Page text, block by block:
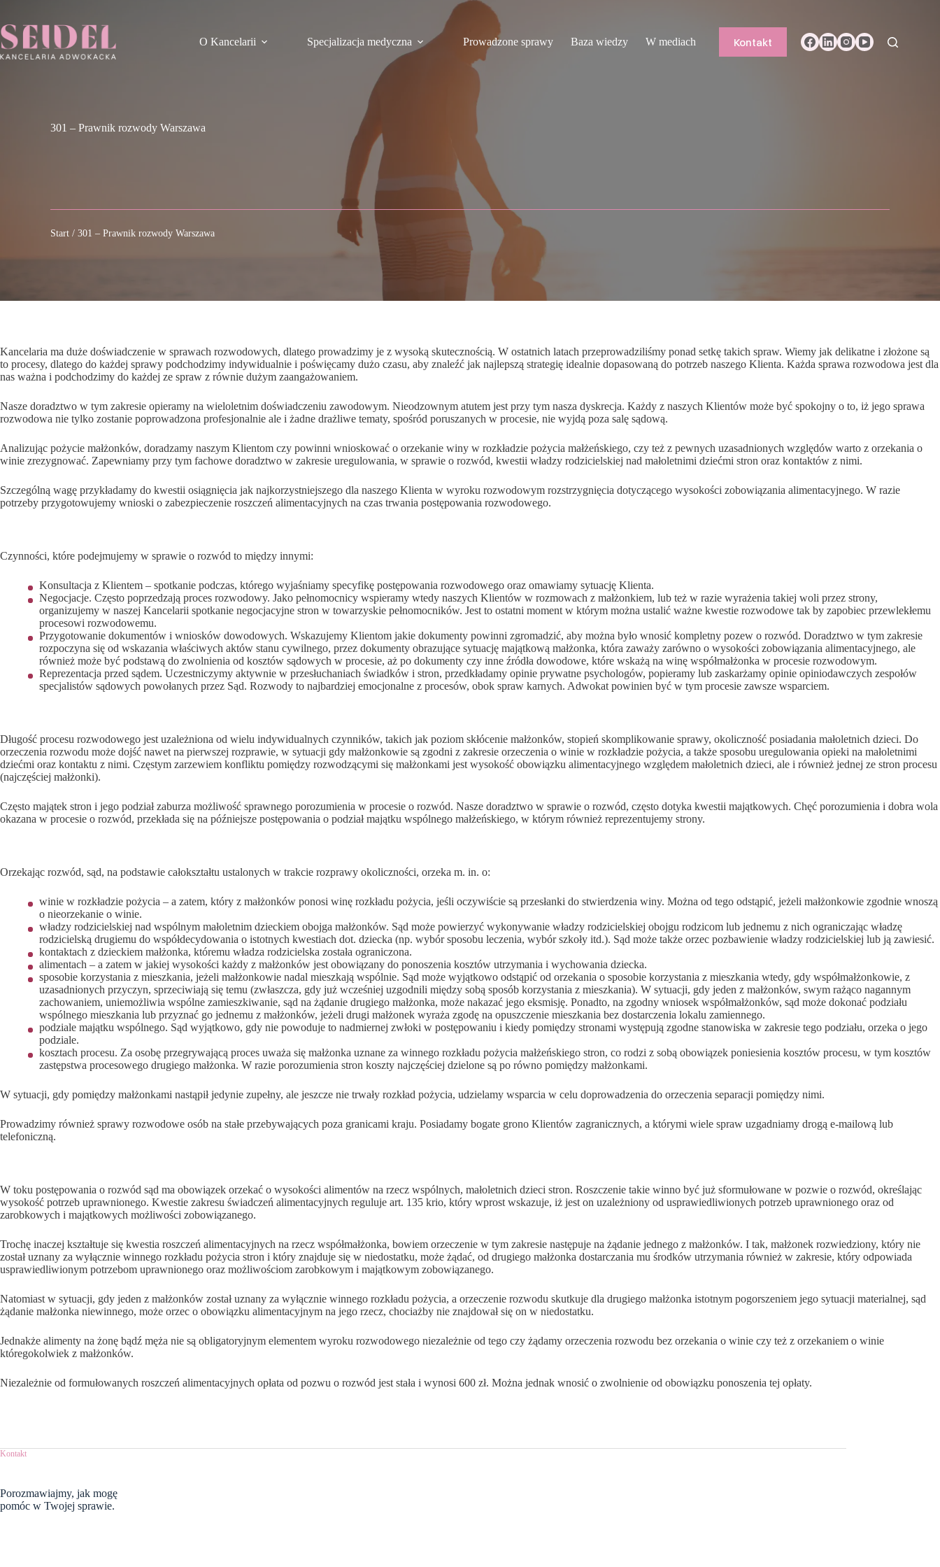
treści
O Kancelarii
Specjalizacja medyczna Prowadzone sprawy Baza wiedzy W mediach Kontakt
301 – Prawnik rozwody Warszawa
Start / 301 – Prawnik rozwody Warszawa
Kancelaria ma duże doświadczenie w sprawach rozwodowych, dlatego prowadzimy je z wysoką skutecznością. W ostatnich latach przeprowadziliśmy ponad setkę takich spraw. Wiemy jak delikatne i złożone są
to procesy, dlatego do każdej sprawy podchodzimy indywidualnie i poświęcamy dużo czasu, aby znaleźć jak najlepszą strategię idealnie dopasowaną do potrzeb naszego Klienta. Każda sprawa rozwodowa jest dla
nas ważna i podchodzimy do każdej ze spraw z równie dużym zaangażowaniem.
Nasze doradztwo w tym zakresie opieramy na wieloletnim doświadczeniu zawodowym. Nieodzownym atutem jest przy tym nasza dyskrecja. Każdy z naszych Klientów może być spokojny o to, iż jego sprawa
rozwodowa nie tylko zostanie poprowadzona profesjonalnie ale i żadne drażliwe tematy, spośród poruszanych w procesie, nie wyjdą poza salę sądową.
Analizując pożycie małżonków, doradzamy naszym Klientom czy powinni wnioskować o orzekanie winy w rozkładzie pożycia małżeńskiego, czy też z pewnych uzasadnionych względów warto z orzekania o
winie zrezygnować. Zapewniamy przy tym fachowe doradztwo w zakresie uregulowania, w sprawie o rozwód, kwestii władzy rodzicielskiej nad małoletnimi dziećmi stron oraz kontaktów z nimi.
Szczególną wagę przykładamy do kwestii osiągnięcia jak najkorzystniejszego dla naszego Klienta w wyroku rozwodowym rozstrzygnięcia dotyczącego wysokości zobowiązania alimentacyjnego. W razie
potrzeby przygotowujemy wnioski o zabezpieczenie roszczeń alimentacyjnych na czas trwania postępowania rozwodowego.
Czynności, które podejmujemy w sprawie o rozwód to między innymi:
Konsultacja z Klientem – spotkanie podczas, którego wyjaśniamy specyfikę postępowania rozwodowego oraz omawiamy sytuację Klienta.
Negocjacje. Często poprzedzają proces rozwodowy. Jako pełnomocnicy wspieramy wtedy naszych Klientów w rozmowach z małżonkiem, lub też w razie wyrażenia takiej woli przez strony,
organizujemy w naszej Kancelarii spotkanie negocjacyjne stron w towarzyskie pełnomocników. Jest to ostatni moment w którym można ustalić ważne kwestie rozwodowe tak by zapobiec przewlekłemu
procesowi rozwodowemu.
Przygotowanie dokumentów i wniosków dowodowych. Wskazujemy Klientom jakie dokumenty powinni zgromadzić, aby można było wnosić kompletny pozew o rozwód. Doradztwo w tym zakresie
rozpoczyna się od wskazania właściwych aktów stanu cywilnego, przez dokumenty obrazujące sytuację majątkową małżonka, która zaważy zarówno o wysokości zobowiązania alimentacyjnego, ale
również może być podstawą do zwolnienia od kosztów sądowych w procesie, aż po dokumenty czy inne źródła dowodowe, które wskażą na winę współmałżonka w procesie rozwodowym.
Reprezentacja przed sądem. Uczestniczymy aktywnie w przesłuchaniach świadków i stron, przedkładamy opinie prywatne psychologów, popieramy lub zaskarżamy opinie opiniodawczych zespołów
specjalistów sądowych powołanych przez Sąd. Rozwody to najbardziej emocjonalne z procesów, obok spraw karnych. Adwokat powinien być w tym procesie zawsze wsparciem.
Długość procesu rozwodowego jest uzależniona od wielu indywidualnych czynników, takich jak poziom skłócenie małżonków, stopień skomplikowanie sprawy, okoliczność posiadania małoletnich dzieci. Do
orzeczenia rozwodu może dojść nawet na pierwszej rozprawie, w sytuacji gdy małżonkowie są zgodni z zakresie orzeczenia o winie w rozkładzie pożycia, a także sposobu uregulowania opieki na małoletnimi
dziećmi oraz kontaktu z nimi. Częstym zarzewiem konfliktu pomiędzy rozwodzącymi się małżonkami jest wysokość obowiązku alimentacyjnego względem małoletnich dzieci, ale i również jednej ze stron procesu
(najczęściej małżonki).
Często majątek stron i jego podział zaburza możliwość sprawnego porozumienia w procesie o rozwód. Nasze doradztwo w sprawie o rozwód, często dotyka kwestii majątkowych. Chęć porozumienia i dobra wola
okazana w procesie o rozwód, przekłada się na późniejsze postępowania o podział majątku wspólnego małżeńskiego, w którym również reprezentujemy strony.
Orzekając rozwód, sąd, na podstawie całokształtu ustalonych w trakcie rozprawy okoliczności, orzeka m. in. o:
winie w rozkładzie pożycia – a zatem, który z małżonków ponosi winę rozkładu pożycia, jeśli oczywiście są przesłanki do stwierdzenia winy. Można od tego odstąpić, jeżeli małżonkowie zgodnie wnoszą
o nieorzekanie o winie.
władzy rodzicielskiej nad wspólnym małoletnim dzieckiem obojga małżonków. Sąd może powierzyć wykonywanie władzy rodzicielskiej obojgu rodzicom lub jednemu z nich ograniczając władzę
rodzicielską drugiemu do współdecydowania o istotnych kwestiach dot. dziecka (np. wybór sposobu leczenia, wybór szkoły itd.). Sąd może także orzec pozbawienie władzy rodzicielskiej lub ją zawiesić.
kontaktach z dzieckiem małżonka, któremu władza rodzicielska została ograniczona.
alimentach – a zatem w jakiej wysokości każdy z małżonków jest obowiązany do ponoszenia kosztów utrzymania i wychowania dziecka.
sposobie korzystania z mieszkania, jeżeli małżonkowie nadal mieszkają wspólnie. Sąd może wyjątkowo odstąpić od orzekania o sposobie korzystania z mieszkania wtedy, gdy współmałżonkowie, z
uzasadnionych przyczyn, sprzeciwiają się temu (zwłaszcza, gdy już wcześniej uzgodnili między sobą sposób korzystania z mieszkania). W sytuacji, gdy jeden z małżonków, swym rażąco nagannym
zachowaniem, uniemożliwia wspólne zamieszkiwanie, sąd na żądanie drugiego małżonka, może nakazać jego eksmisję. Ponadto, na zgodny wniosek współmałżonków, sąd może dokonać podziału
wspólnego mieszkania lub przyznać go jednemu z małżonków, jeżeli drugi małżonek wyraża zgodę na opuszczenie mieszkania bez dostarczenia lokalu zamiennego.
podziale majątku wspólnego. Sąd wyjątkowo, gdy nie powoduje to nadmiernej zwłoki w postępowaniu i kiedy pomiędzy stronami występują zgodne stanowiska w zakresie tego podziału, orzeka o jego
podziale.
kosztach procesu. Za osobę przegrywającą proces uważa się małżonka uznane za winnego rozkładu pożycia małżeńskiego stron, co rodzi z sobą obowiązek poniesienia kosztów procesu, w tym kosztów
zastępstwa procesowego drugiego małżonka. W razie porozumienia stron koszty najczęściej dzielone są po równo pomiędzy małżonkami.
W sytuacji, gdy pomiędzy małżonkami nastąpił jedynie zupełny, ale jeszcze nie trwały rozkład pożycia, udzielamy wsparcia w celu doprowadzenia do orzeczenia separacji pomiędzy nimi.
Prowadzimy również sprawy rozwodowe osób na stałe przebywających poza granicami kraju. Posiadamy bogate grono Klientów zagranicznych, a którymi wiele spraw uzgadniamy drogą e-mailową lub
telefoniczną.
W toku postępowania o rozwód sąd ma obowiązek orzekać o wysokości alimentów na rzecz wspólnych, małoletnich dzieci stron. Roszczenie takie winno być już sformułowane w pozwie o rozwód, określając
wysokość potrzeb uprawnionego. Kwestie zakresu świadczeń alimentacyjnych reguluje art. 135 krio, który wprost wskazuje, iż jest on uzależniony od usprawiedliwionych potrzeb uprawnionego oraz od
zarobkowych i majątkowych możliwości zobowiązanego.
Trochę inaczej kształtuje się kwestia roszczeń alimentacyjnych na rzecz współmałżonka, bowiem orzeczenie w tym zakresie następuje na żądanie jednego z małżonków. I tak, małżonek rozwiedziony, który nie
został uznany za wyłącznie winnego rozkładu pożycia stron i który znajduje się w niedostatku, może żądać, od drugiego małżonka dostarczania mu środków utrzymania również w zakresie, który odpowiada
usprawiedliwionym potrzebom uprawnionego oraz możliwościom zarobkowym i majątkowym zobowiązanego.
Natomiast w sytuacji, gdy jeden z małżonków został uznany za wyłącznie winnego rozkładu pożycia, a orzeczenie rozwodu skutkuje dla drugiego małżonka istotnym pogorszeniem jego sytuacji materialnej, sąd
żądanie małżonka niewinnego, może orzec o obowiązku alimentacyjnym na jego rzecz, chociażby nie znajdował się on w niedostatku.
Jednakże alimenty na żonę bądź męża nie są obligatoryjnym elementem wyroku rozwodowego niezależnie od tego czy żądamy orzeczenia rozwodu bez orzekania o winie czy też z orzekaniem o winie
któregokolwiek z małżonków.
Niezależnie od formułowanych roszczeń alimentacyjnych opłata od pozwu o rozwód jest stała i wynosi 600 zł. Można jednak wnosić o zwolnienie od obowiązku ponoszenia tej opłaty.
Kontakt
Porozmawiajmy, jak mogę
pomóc w Twojej sprawie.